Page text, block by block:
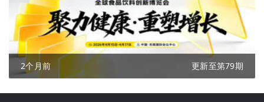
2个月前 更新至第79期